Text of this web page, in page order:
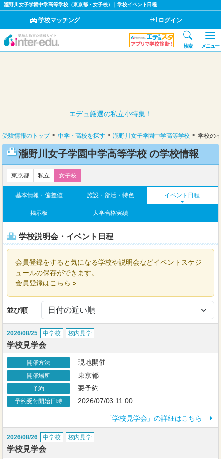
瀧野川女子学園中学高等学校（東京都・女子校）｜学校イベント日程
学校マッチング ログイン
検索 メニュー
エデュ厳選の私立小特集！
受験情報のトップ 中学・高校を探す 瀧野川女子学園中学高等学校 学校の
瀧野川女子学園中学高等学校 の学校情報
東京都 私立 女子校
基本情報・偏差値 施設・部活・特色 イベント日程
掲示板 大学合格実績
学校説明会・イベント日程
会員登録をすると気になる学校や説明会などイベントスケジ
ュールの保存ができます。
会員登録はこちら »
並び順
2026/08/25 中学校 校内見学
学校見学会
開催方法 現地開催
開催場所 東京都
予約 要予約
予約受付開始日時 2026/07/03 11:00
「学校見学会」の詳細はこちら
2026/08/26 中学校 校内見学
学校見学会